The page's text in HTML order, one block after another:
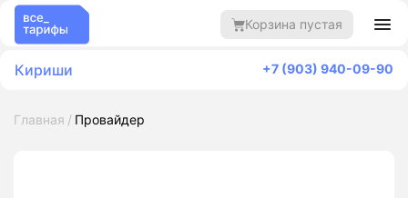
Корзина пустая
Кириши +7 (903) 940-09-90
Главная Провайдер